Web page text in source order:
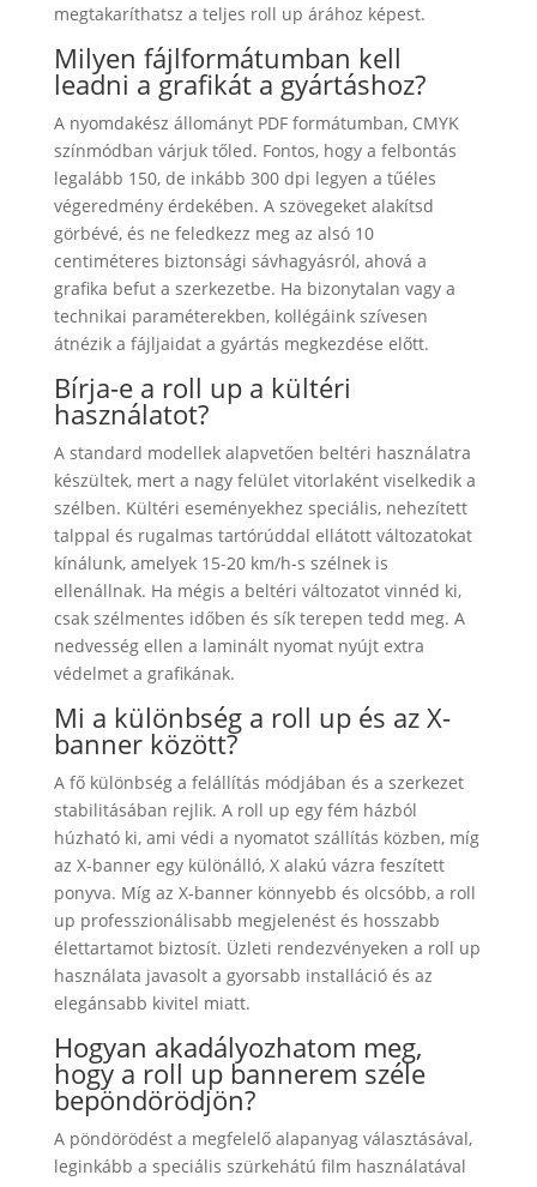
megtakaríthatsz a teljes roll up árához képest.
Milyen fájlformátumban kell
leadni a grafikát a gyártáshoz?
A nyomdakész állományt PDF formátumban, CMYK
színmódban várjuk tőled. Fontos, hogy a felbontás
legalább 150, de inkább 300 dpi legyen a tűéles
végeredmény érdekében. A szövegeket alakítsd
görbévé, és ne feledkezz meg az alsó 10
centiméteres biztonsági sávhagyásról, ahová a
grafika befut a szerkezetbe. Ha bizonytalan vagy a
technikai paraméterekben, kollégáink szívesen
átnézik a fájljaidat a gyártás megkezdése előtt.
Bírja-e a roll up a kültéri
használatot?
A standard modellek alapvetően beltéri használatra
készültek, mert a nagy felület vitorlaként viselkedik a
szélben. Kültéri eseményekhez speciális, nehezített
talppal és rugalmas tartórúddal ellátott változatokat
kínálunk, amelyek 15-20 km/h-s szélnek is
ellenállnak. Ha mégis a beltéri változatot vinnéd ki,
csak szélmentes időben és sík terepen tedd meg. A
nedvesség ellen a laminált nyomat nyújt extra
védelmet a grafikának.
Mi a különbség a roll up és az X-
banner között?
A fő különbség a felállítás módjában és a szerkezet
stabilitásában rejlik. A roll up egy fém házból
húzható ki, ami védi a nyomatot szállítás közben, míg
az X-banner egy különálló, X alakú vázra feszített
ponyva. Míg az X-banner könnyebb és olcsóbb, a roll
up professzionálisabb megjelenést és hosszabb
élettartamot biztosít. Üzleti rendezvényeken a roll up
használata javasolt a gyorsabb installáció és az
elegánsabb kivitel miatt.
Hogyan akadályozhatom meg,
hogy a roll up bannerem széle
bepöndörödjön?
A pöndörödést a megfelelő alapanyag választásával,
leginkább a speciális szürkehátú film használatával